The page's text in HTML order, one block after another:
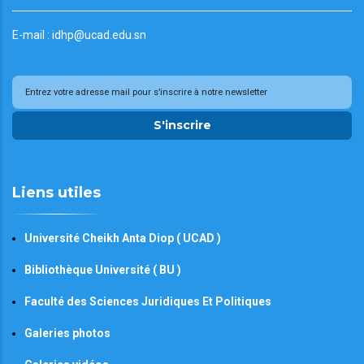
E-mail : idhp@ucad.edu.sn
S'inscrire
Liens utiles
Université Cheikh Anta Diop ( UCAD )
Bibliothèque Université ( BU )
Faculté des Sciences Juridiques Et Politiques
Galeries photos